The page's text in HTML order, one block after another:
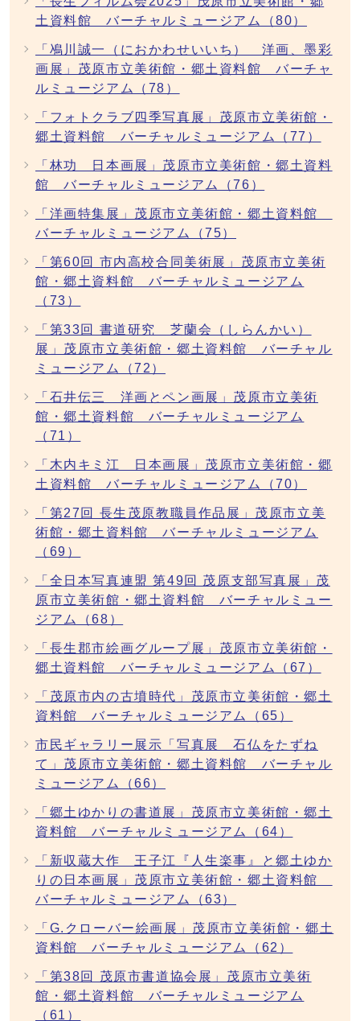
土資料館 バーチャルミュージアム（80）
「鳰川誠一（におかわせいいち） 洋画、墨彩
画展」茂原市立美術館・郷土資料館 バーチャ
ルミュージアム（78）
「フォトクラブ四季写真展」茂原市立美術館・
郷土資料館 バーチャルミュージアム（77）
「林功 日本画展」茂原市立美術館・郷土資料
館 バーチャルミュージアム（76）
「洋画特集展」茂原市立美術館・郷土資料館
バーチャルミュージアム（75）
「第60回 市内高校合同美術展」茂原市立美術
館・郷土資料館 バーチャルミュージアム
（73）
「第33回 書道研究 芝蘭会（しらんかい）
展」茂原市立美術館・郷土資料館 バーチャル
ミュージアム（72）
「石井伝三 洋画とペン画展」茂原市立美術
館・郷土資料館 バーチャルミュージアム
（71）
「木内キミ江 日本画展」茂原市立美術館・郷
土資料館 バーチャルミュージアム（70）
「第27回 長生茂原教職員作品展」茂原市立美
術館・郷土資料館 バーチャルミュージアム
（69）
「全日本写真連盟 第49回 茂原支部写真展」茂
原市立美術館・郷土資料館 バーチャルミュー
ジアム（68）
「長生郡市絵画グループ展」茂原市立美術館・
郷土資料館 バーチャルミュージアム（67）
「茂原市内の古墳時代」茂原市立美術館・郷土
資料館 バーチャルミュージアム（65）
市民ギャラリー展示「写真展 石仏をたずね
て」茂原市立美術館・郷土資料館 バーチャル
ミュージアム（66）
「郷土ゆかりの書道展」茂原市立美術館・郷土
資料館 バーチャルミュージアム（64）
「新収蔵大作 王子江『人生楽事』と郷土ゆか
りの日本画展」茂原市立美術館・郷土資料館
バーチャルミュージアム（63）
「G.クローバー絵画展」茂原市立美術館・郷土
資料館 バーチャルミュージアム（62）
「第38回 茂原市書道協会展」茂原市立美術
館・郷土資料館 バーチャルミュージアム
（61）